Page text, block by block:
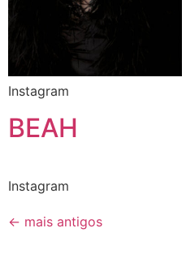
Instagram
BEAH
Instagram
← mais antigos